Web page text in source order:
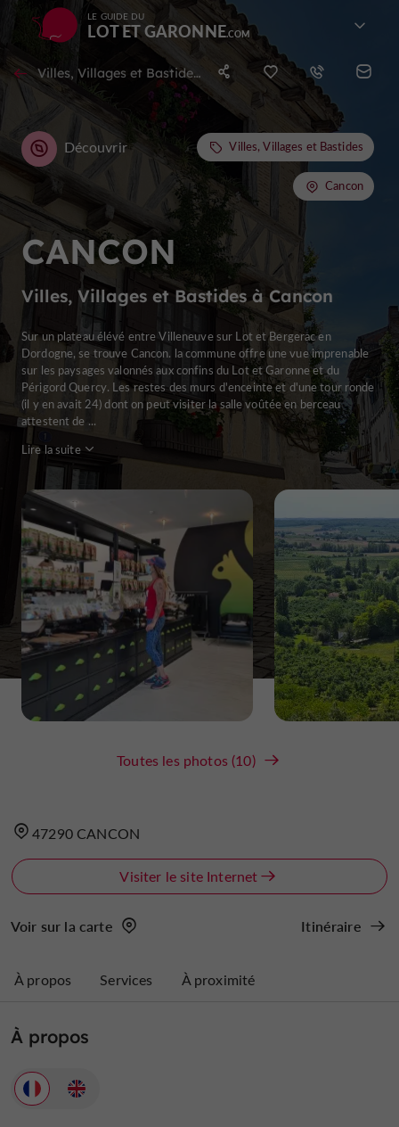
LE GUIDE DU
LOT ET GARONNE
Villes, Villages et Bastides à Cancon
CANCON
Villes, Villages et Bastides à Cancon
Découvrir Villes, Villages et Bastides
Cancon
Sur un plateau élévé entre Villeneuve sur Lot et Bergerac en
Dordogne, se trouve Cancon. la commune offre une vue imprenable
sur les paysages valonnés aux confins du Lot et Garonne et du
Périgord Quercy. Les restes des murs d'enceinte et d'une tour ronde
(il y en avait 24) dont on peut visiter la salle voûtée en berceau
attestent de ...
Lire la suite
Toutes les photos (10)
47290 CANCON
Visiter le site Internet
Voir sur la carte Itinéraire
À propos Services À proximité
À propos